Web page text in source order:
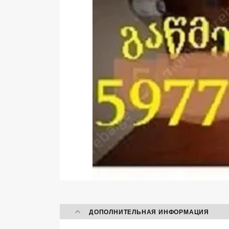
ДОПОЛНИТЕЛЬНАЯ ИНФОРМАЦИЯ